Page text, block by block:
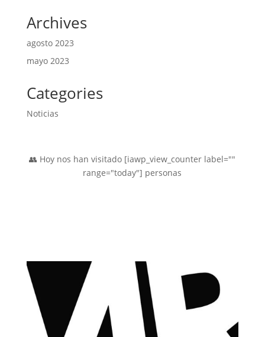
Archives
agosto 2023
mayo 2023
Categories
Noticias
👥 Hoy nos han visitado [iawp_view_counter label=""
range="today"] personas